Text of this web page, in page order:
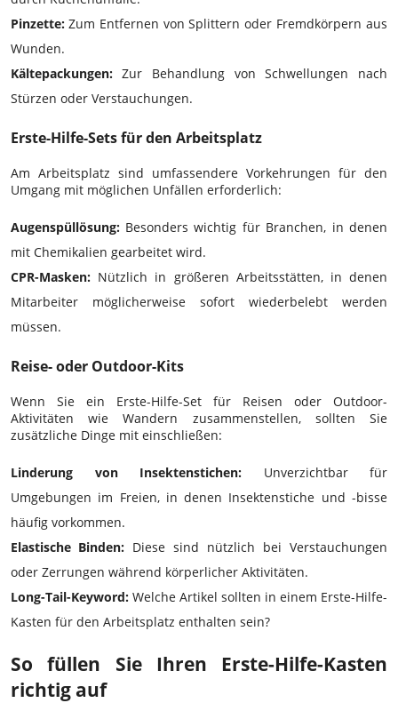
Pinzette: Zum Entfernen von Splittern oder Fremdkörpern aus
Wunden.
Kältepackungen: Zur Behandlung von Schwellungen nach
Stürzen oder Verstauchungen.
Erste-Hilfe-Sets für den Arbeitsplatz
Am Arbeitsplatz sind umfassendere Vorkehrungen für den
Umgang mit möglichen Unfällen erforderlich:
Augenspüllösung: Besonders wichtig für Branchen, in denen
mit Chemikalien gearbeitet wird.
CPR-Masken: Nützlich in größeren Arbeitsstätten, in denen
Mitarbeiter möglicherweise sofort wiederbelebt werden
müssen.
Reise- oder Outdoor-Kits
Wenn Sie ein Erste-Hilfe-Set für Reisen oder Outdoor-
Aktivitäten wie Wandern zusammenstellen, sollten Sie
zusätzliche Dinge mit einschließen:
Linderung von Insektenstichen: Unverzichtbar für
Umgebungen im Freien, in denen Insektenstiche und -bisse
häufig vorkommen.
Elastische Binden: Diese sind nützlich bei Verstauchungen
oder Zerrungen während körperlicher Aktivitäten.
Long-Tail-Keyword: Welche Artikel sollten in einem Erste-Hilfe-
Kasten für den Arbeitsplatz enthalten sein?
So füllen Sie Ihren Erste-Hilfe-Kasten
richtig auf